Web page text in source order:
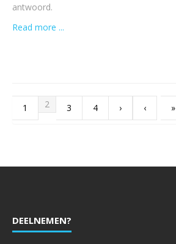
antwoord.
Read more ...
‹
1 2 3 4 › »
DEELNEMEN?